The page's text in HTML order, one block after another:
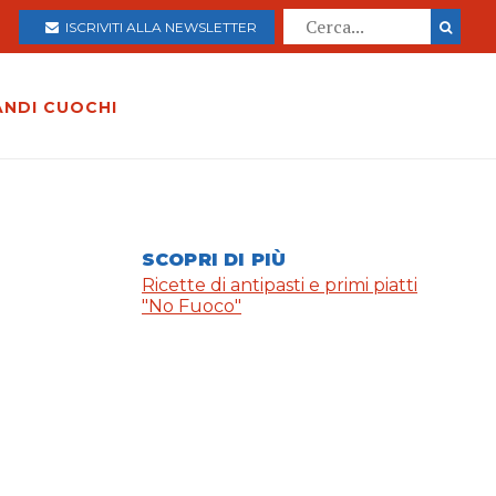
ISCRIVITI ALLA NEWSLETTER
CUOCHI
SCOPRI DI PIÙ
Ricette di antipasti e primi piatti
"No Fuoco"